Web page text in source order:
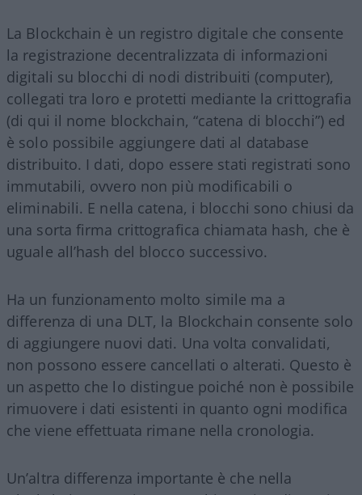
La Blockchain è un registro digitale che consente
la registrazione decentralizzata di informazioni
digitali su blocchi di nodi distribuiti (computer),
collegati tra loro e protetti mediante la crittografia
(di qui il nome blockchain, “catena di blocchi”) ed
è solo possibile aggiungere dati al database
distribuito. I dati, dopo essere stati registrati sono
immutabili, ovvero non più modificabili o
eliminabili. E nella catena, i blocchi sono chiusi da
una sorta firma crittografica chiamata hash, che è
uguale all’hash del blocco successivo.
Ha un funzionamento molto simile ma a
differenza di una DLT, la Blockchain consente solo
di aggiungere nuovi dati. Una volta convalidati,
non possono essere cancellati o alterati. Questo è
un aspetto che lo distingue poiché non è possibile
rimuovere i dati esistenti in quanto ogni modifica
che viene effettuata rimane nella cronologia.
Un’altra differenza importante è che nella